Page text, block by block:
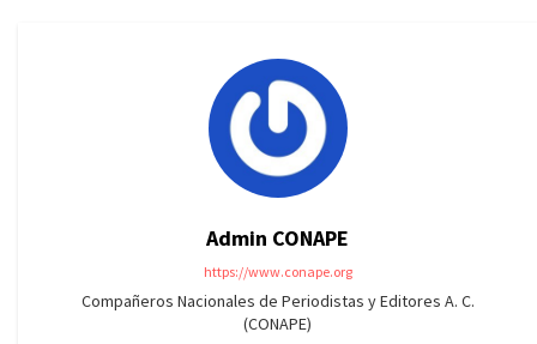
Admin CONAPE
https://www.conape.org
Compañeros Nacionales de Periodistas y Editores A. C.
(CONAPE)